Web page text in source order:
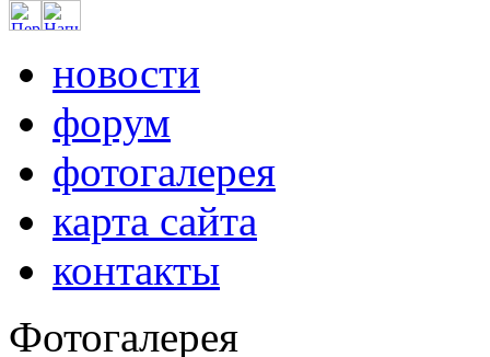
новости
форум
фотогалерея
карта сайта
контакты
Фотогалерея